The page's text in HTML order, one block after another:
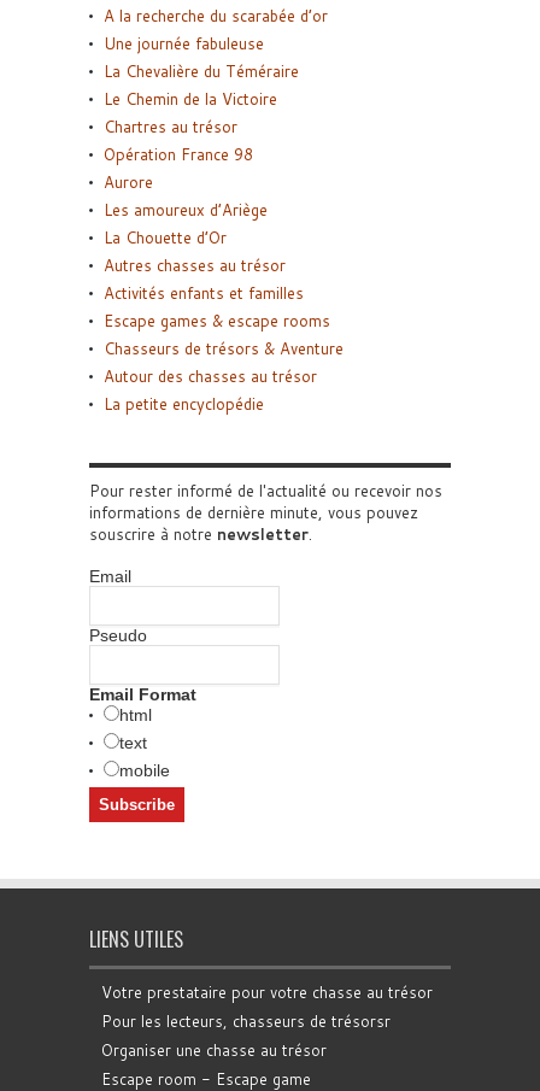
A la recherche du scarabée d’or
Une journée fabuleuse
La Chevalière du Téméraire
Le Chemin de la Victoire
Chartres au trésor
Opération France 98
Aurore
Les amoureux d’Ariège
La Chouette d’Or
Autres chasses au trésor
Activités enfants et familles
Escape games & escape rooms
Chasseurs de trésors & Aventure
Autour des chasses au trésor
La petite encyclopédie
Pour rester informé de l'actualité ou recevoir nos
informations de dernière minute, vous pouvez
souscrire à notre newsletter.
Email
Pseudo
Email Format
html
text
mobile
LIENS UTILES
Votre prestataire pour votre chasse au trésor
Pour les lecteurs, chasseurs de trésorsr
Organiser une chasse au trésor
Escape room - Escape game